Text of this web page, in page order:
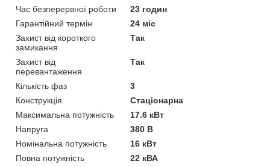
Час безперервної роботи
23 годин
Гарантійний термін
24 міс
Захист від короткого
замикання
Так
Захист від
перевантаження
Так
Кількість фаз
3
Конструкція
Стаціонарна
Максимальна потужність
17.6 кВт
Напруга
380 В
Номінальна потужність
16 кВт
Повна потужність
22 кВА